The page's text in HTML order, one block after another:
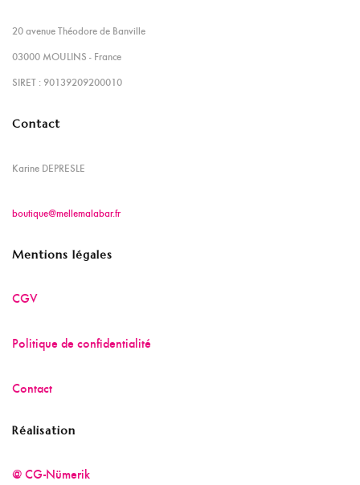
20 avenue Théodore de Banville
03000 MOULINS - France
SIRET : 90139209200010
Contact
Karine DEPRESLE
boutique@mellemalabar.fr
Mentions légales
CGV
Politique de confidentialité
Contact
Réalisation
@ CG-Nümerik